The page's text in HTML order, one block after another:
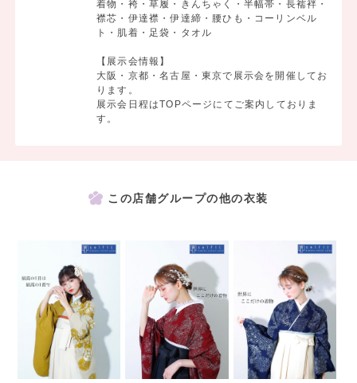
着物・袴・草履・きんちゃく・半幅帯・長襦袢・
襟芯・伊達襟・伊達締・腰ひも・コーリンベル
ト・肌着・足袋・タオル
【展示会情報】
大阪・京都・名古屋・東京で展示会を開催してお
ります。
展示会日程はTOPページにてご案内しておりま
す。
この店舗グループの他の衣装